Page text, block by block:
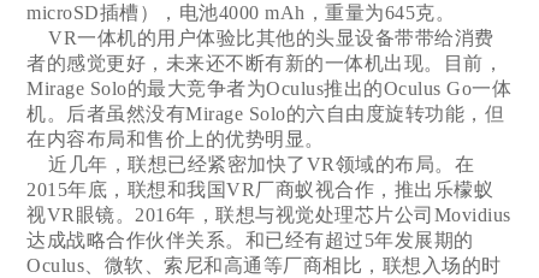
microSD插槽），电池4000 mAh，重量为645克。
VR一体机的用户体验比其他的头显设备带带给消费
者的感觉更好，未来还不断有新的一体机出现。目前，
Mirage Solo的最大竞争者为Oculus推出的Oculus Go一体
机。后者虽然没有Mirage Solo的六自由度旋转功能，但
在内容布局和售价上的优势明显。
近几年，联想已经紧密加快了VR领域的布局。在
2015年底，联想和我国VR厂商蚁视合作，推出乐檬蚁
视VR眼镜。2016年，联想与视觉处理芯片公司Movidius
达成战略合作伙伴关系。和已经有超过5年发展期的
Oculus、微软、索尼和高通等厂商相比，联想入场的时